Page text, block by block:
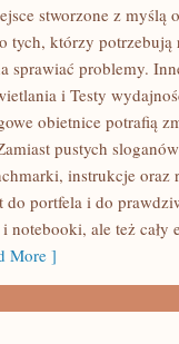
stworzone z myślą
tych, którzy
sprawiać problemy.
i Testy
obietnice potrafią
pustych
instrukcje oraz
do portfela i do
notebooki, ale też cały
More ]